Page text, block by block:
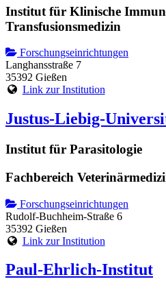
Institut für Klinische
Transfusionsmedizin
Forschungseinrichtungen
Langhansstraße 7
35392 Gießen
Link zur Institution
Justus-Liebig-
Institut für Parasitologie
Fachbereich
Forschungseinrichtungen
Rudolf-Buchheim-Straße 6
35392 Gießen
Link zur Institution
Paul-Ehrlich-Institut